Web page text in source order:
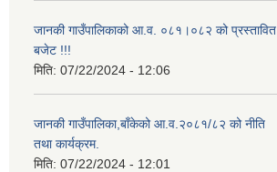
जानकी गाउँपालिकाको आ.व. ०८१।०८२ को प्रस्तावित
बजेट !!!
मिति: 07/22/2024 - 12:06
जानकी गाउँपालिका,बाँकेको आ.व.२०८१/८२ को नीति
तथा कार्यक्रम.
मिति: 07/22/2024 - 12:01